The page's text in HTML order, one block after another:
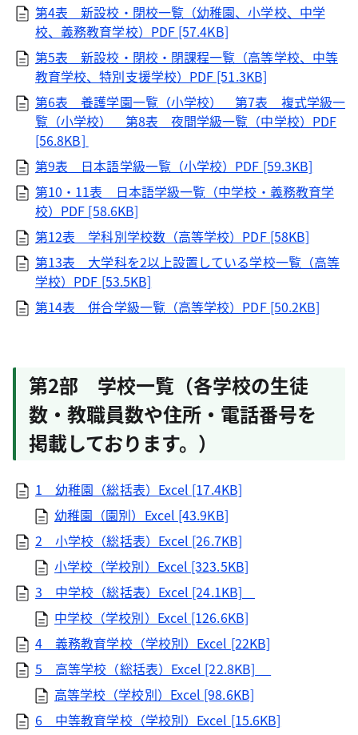
第4表 新設校・閉校一覧（幼稚園、小学校、中学
校、義務教育学校）PDF [57.4KB]
第5表 新設校・閉校・閉課程一覧（高等学校、中等
教育学校、特別支援学校）PDF [51.3KB]
第6表 養護学園一覧（小学校） 第7表 複式学級一
覧（小学校） 第8表 夜間学級一覧（中学校）PDF
[56.8KB]
第9表 日本語学級一覧（小学校）PDF [59.3KB]
第10・11表 日本語学級一覧（中学校・義務教育学
校）PDF [58.6KB]
第12表 学科別学校数（高等学校）PDF [58KB]
第13表 大学科を2以上設置している学校一覧（高等
学校）PDF [53.5KB]
第14表 併合学級一覧（高等学校）PDF [50.2KB]
第2部 学校一覧（各学校の生徒
数・教職員数や住所・電話番号を
掲載しております。）
1 幼稚園（総括表）Excel [17.4KB]
幼稚園（園別）Excel [43.9KB]
2 小学校（総括表）Excel [26.7KB]
小学校（学校別）Excel [323.5KB]
3 中学校（総括表）Excel [24.1KB]
中学校（学校別）Excel [126.6KB]
4 義務教育学校（学校別）Excel [22KB]
5 高等学校（総括表）Excel [22.8KB]
高等学校（学校別）Excel [98.6KB]
6 中等教育学校（学校別）Excel [15.6KB]